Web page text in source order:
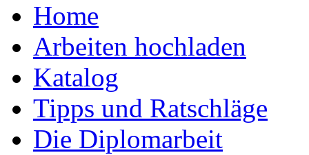
Home
Arbeiten hochladen
Katalog
Tipps und Ratschläge
Die Diplomarbeit